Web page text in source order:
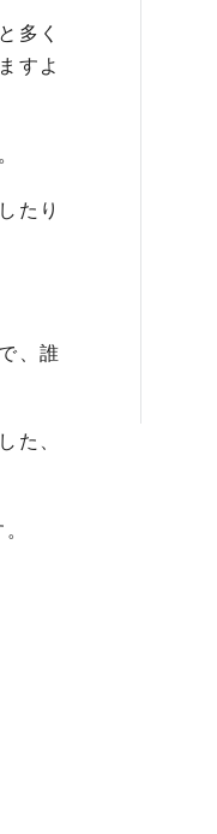
多く
すよ
たり
、誰
た、